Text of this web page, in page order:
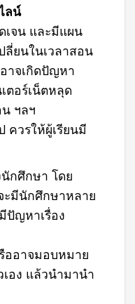
ลน์
เจน และมีแผน
ลี่ยนในเวลาสอน
าจเกิดปัญหา
ตอร์เน็ตหลุด
ฯลฯ
ควรให้ผู้เรียนมี
กศึกษา โดย
ะมีนักศึกษาหลาย
ปัญหาเรื่อง
ออาจมอบหมาย
อง แล้วนำมานำ